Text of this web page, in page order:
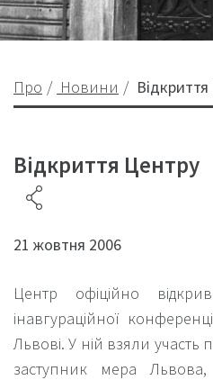
Про Новини
Відкриття Центру
21 жовтня 2006
Центр офіційно
інавгураційної
Львові. У ній взяли участь
заступник мера